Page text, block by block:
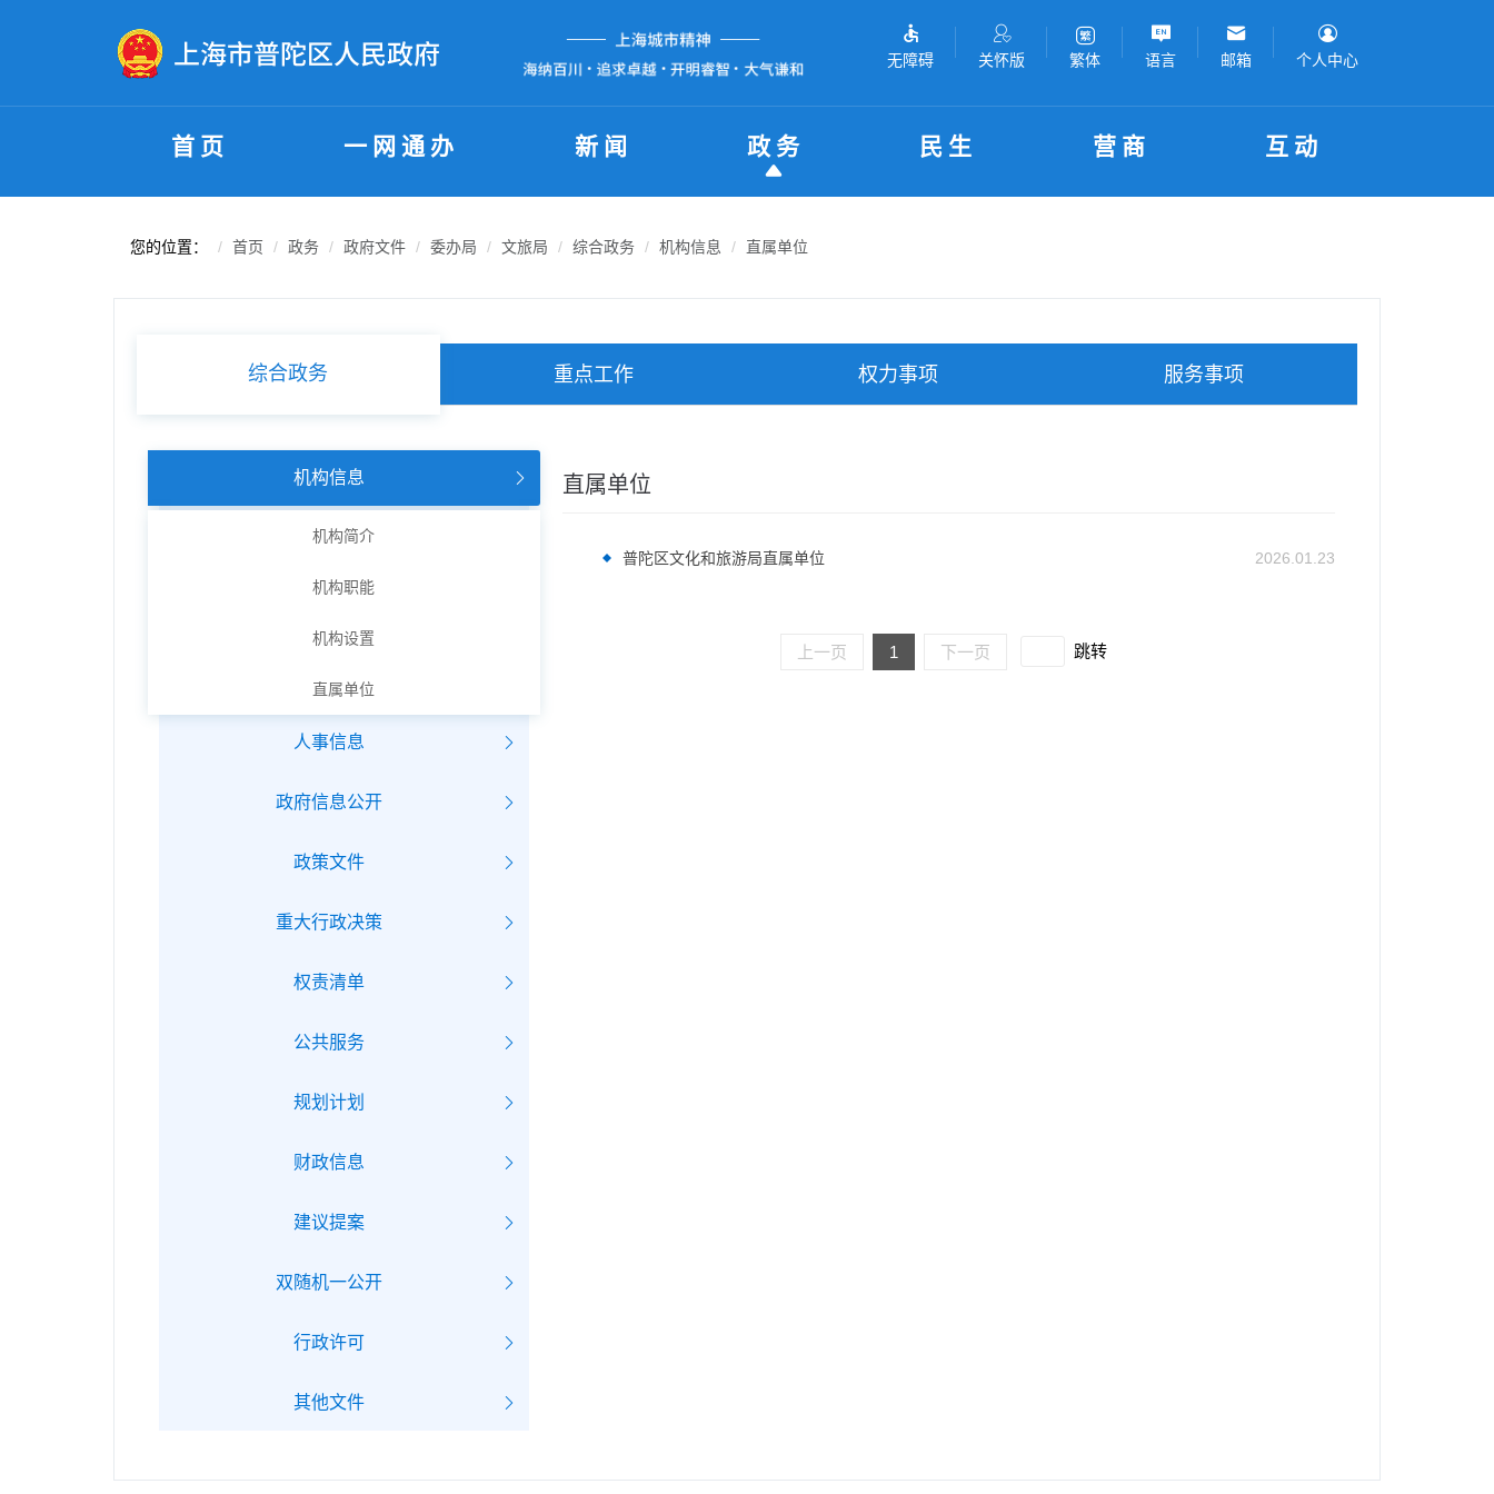
无障碍 关怀版 繁体 语言 邮箱 个人中心
首页 一网通办 新闻 政务 民生 营商 互动
您的位置： 首页 政务 政府文件 委办局 文旅局 综合政务 机构信息 直属单位
综合政务 重点工作 权力事项 服务事项
机构信息
机构简介
机构职能
机构设置
直属单位
人事信息
政府信息公开
政策文件
重大行政决策
权责清单
公共服务
规划计划
财政信息
建议提案
双随机一公开
行政许可
其他文件
直属单位
普陀区文化和旅游局直属单位 2026.01.23
上一页 1 下一页 跳转